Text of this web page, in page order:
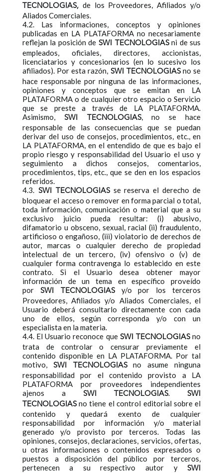
TECNOLOGIAS,de los Proveedores, Afiliados y/o
Aliados Comerciales.
4.2. Las informaciones, conceptos y opiniones
publicadas en LA PLATAFORMA no necesariamente
reflejan la posición de SWI TECNOLOGIASni de sus
empleados, oficiales, directores, accionistas,
licenciatarios y concesionarios (en lo sucesivo los
afiliados). Por esta razón, SWI TECNOLOGIASno se
hace responsable por ninguna de las informaciones,
opiniones y conceptos que se emitan en LA
PLATAFORMA o de cualquier otro espacio o Servicio
que se preste a través de LA PLATAFORMA.
Asimismo,
SWI TECNOLOGIAS, no se hace
responsable de las consecuencias que se puedan
derivar del uso de consejos, procedimientos, etc., en
LA PLATAFORMA, en el entendido de que es bajo el
propio riesgo y responsabilidad del Usuario el uso y
seguimiento a dichos consejos, comentarios,
procedimientos, tips, etc., que se den en los espacios
referidos.
4.3. SWI TECNOLOGIASse reserva el derecho de
bloquear el acceso o remover en forma parcial o total,
toda información, comunicación o material que a su
exclusivo juicio pueda resultar: (i) abusivo,
difamatorio u obsceno, sexual, racial (ii) fraudulento,
artificioso o engañoso, (iii) violatorio de derechos de
autor, marcas o cualquier derecho de propiedad
intelectual de un tercero, (iv) ofensivo o (v) de
cualquier forma contravenga lo establecido en este
contrato. Si el Usuario desea obtener mayor
información de un tema en específico proveído
por
SWI TECNOLOGIASy/o por los terceros
Proveedores, Afiliados y/o Aliados Comerciales, el
Usuario deberá consultarlo directamente con cada
uno de ellos, según corresponda y/o con un
especialista en la materia.
4.4. El Usuario reconoce que SWI TECNOLOGIASno
trata de controlar o censurar previamente el
contenido disponible en LA PLATAFORMA. Por tal
motivo,
SWI TECNOLOGIASno asume ninguna
responsabilidad por el contenido provisto a LA
PLATAFORMA por proveedores independientes
ajenos a
SWI TECNOLOGIAS.SWI
TECNOLOGIASno tiene el control editorial sobre el
contenido y quedará exento de cualquier
responsabilidad por información y/o material
generado y/o provisto por terceros. Todas las
opiniones, consejos, declaraciones, servicios, ofertas,
u otras informaciones o contenidos expresados o
puestos a disposición del público por terceros,
pertenecen a su respectivo autor ySWI